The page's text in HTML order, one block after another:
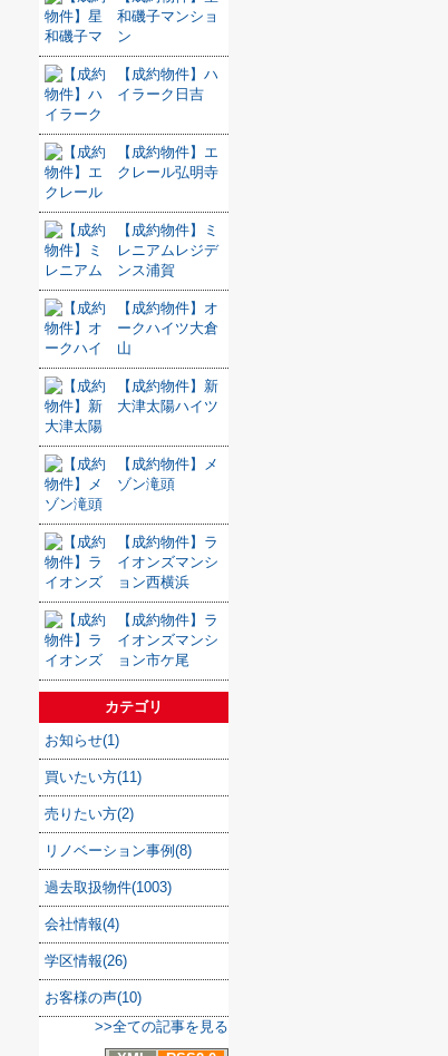
和磯子マンショ
ン
【成約物件】ハ
イラーク日吉
【成約物件】エ
クレール弘明寺
【成約物件】ミ
レニアムレジデ
ンス浦賀
【成約物件】オ
ークハイツ大倉
山
【成約物件】新
大津太陽ハイツ
【成約物件】メ
ゾン滝頭
【成約物件】ラ
イオンズマンシ
ョン西横浜
【成約物件】ラ
イオンズマンシ
ョン市ケ尾
カテゴリ
お知らせ(1)
買いたい方(11)
売りたい方(2)
リノベーション事例(8)
過去取扱物件(1003)
会社情報(4)
学区情報(26)
お客様の声(10)
>>全ての記事を見る